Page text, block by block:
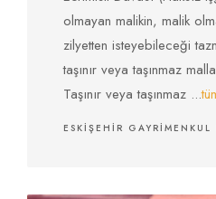
olmayan malikin, malik
zilyetten isteyebileceği
taşınır veya taşınmaz
Taşınır veya taşınmaz ...
ESKIŞEHIR GAYRIMENKUL